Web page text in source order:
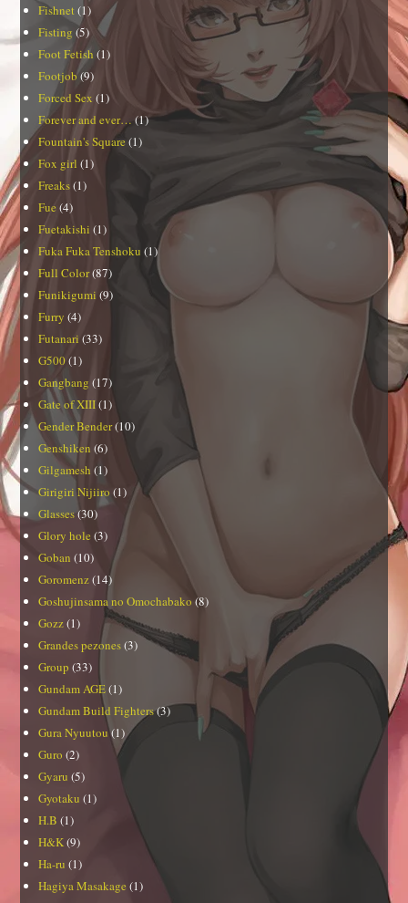
Fishnet (1)
Fisting (5)
Foot Fetish (1)
Footjob(9)
Forced Sex (1)
Forever and ever…(1)
Fountain's Square(1)
Fox girl (1)
Freaks(1)
Fue (4)
Fuetakishi (1)
Fuka Fuka Tenshoku (1)
Full Color(87)
Funikigumi (9)
Furry (4)
Futanari (33)
G500(1)
Gangbang (17)
Gate of XIII(1)
Gender Bender(10)
Genshiken (6)
Gilgamesh (1)
Girigiri Nijiiro (1)
Glasses(30)
Glory hole (3)
Goban (10)
Goromenz(14)
Goshujinsama no Omochabako (8)
Gozz(1)
Grandes pezones(3)
Group (33)
Gundam AGE(1)
Gundam Build Fighters(3)
Gura Nyuutou(1)
Guro (2)
Gyaru (5)
Gyotaku (1)
H.B (1)
H&K(9)
Ha-ru (1)
Hagiya Masakage (1)